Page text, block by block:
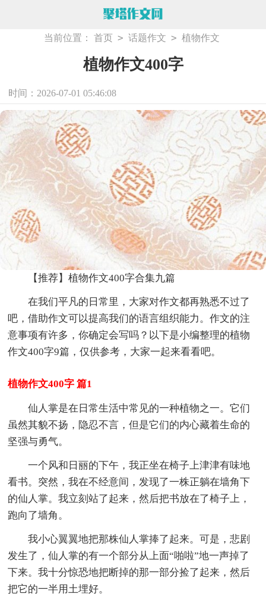
当前位置： 首页 > 话题作文 > 植物作文
植物作文400字
时间：2026-07-01 05:46:08
【推荐】植物作文400字合集九篇
在我们平凡的日常里，大家对作文都再熟悉不过了
吧，借助作文可以提高我们的语言组织能力。作文的注
意事项有许多，你确定会写吗？以下是小编整理的植物
作文400字9篇，仅供参考，大家一起来看看吧。
植物作文400字 篇1
仙人掌是在日常生活中常见的一种植物之一。它们
虽然其貌不扬，隐忍不言，但是它们的内心藏着生命的
坚强与勇气。
一个风和日丽的下午，我正坐在椅子上津津有味地
看书。突然，我在不经意间，发现了一株正躺在墙角下
的仙人掌。我立刻站了起来，然后把书放在了椅子上，
跑向了墙角。
我小心翼翼地把那株仙人掌捧了起来。可是，悲剧
发生了，仙人掌的有一个部分从上面“啪啦”地一声掉了
下来。我十分惊恐地把断掉的那一部分捡了起来，然后
把它的一半用土埋好。